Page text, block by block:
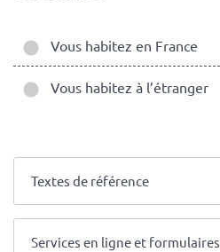
Vous habitez en France
Vous habitez à l’étranger
Textes de référence
Services en ligne et formulaires